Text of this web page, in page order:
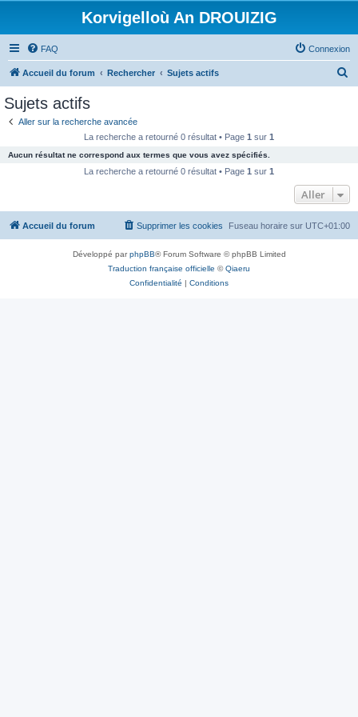
Korvigelloù An DROUIZIG
FAQ Connexion
Accueil du forum Rechercher Sujets actifs
c
e
Sujets actifs
Aller sur la recherche avancée
La recherche a retourné 0 résultat • Page 1 sur 1
Aucun résultat ne correspond aux termes que vous avez spécifiés.
La recherche a retourné 0 résultat • Page 1 sur 1
Aller
Accueil du forum Fuseau horaire sur UTC+01:00
Supprimer les cookies
Développé parphpBB® Forum Software © phpBB Limited
Traduction française officielle ©Qiaeru
Confidentialité | Conditions